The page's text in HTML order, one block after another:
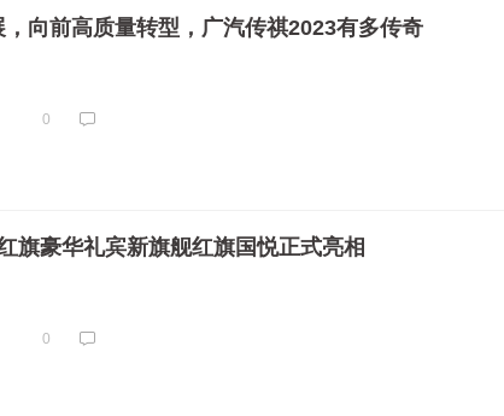
向前高质量转型，广汽传祺2023有多传奇
0
旗豪华礼宾新旗舰红旗国悦正式亮相
0